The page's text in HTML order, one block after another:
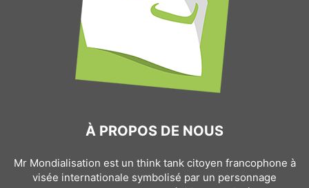
À PROPOS DE NOUS
Mr Mondialisation est un think tank citoyen francophone à
visée internationale symbolisé par un personnage